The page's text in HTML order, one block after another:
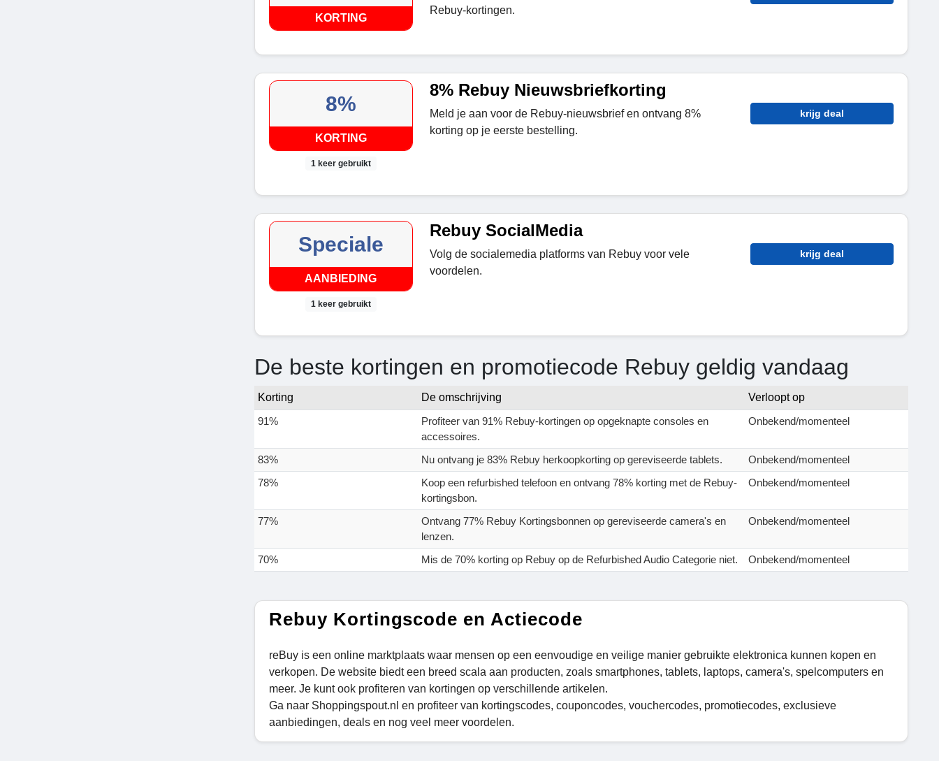
KORTING
Rebuy-kortingen.
8%
KORTING
1 keer gebruikt
8% Rebuy Nieuwsbriefkorting
Meld je aan voor de Rebuy-nieuwsbrief en ontvang 8%
korting op je eerste bestelling.
krijg deal
Speciale
AANBIEDING
1 keer gebruikt
Rebuy SocialMedia
Volg de socialemedia platforms van Rebuy voor vele
voordelen.
krijg deal
De beste kortingen en promotiecode Rebuy geldig vandaag
Korting De omschrijving
Verloopt op
91%
Profiteer van 91% Rebuy-kortingen op opgeknapte consoles en
accessoires.
Onbekend/momenteel
83% Nu ontvang je 83% Rebuy herkoopkorting op gereviseerde tablets.
Onbekend/momenteel
78%
Koop een refurbished telefoon en ontvang 78% korting met de Rebuy-
kortingsbon.
Onbekend/momenteel
77%
Ontvang 77% Rebuy Kortingsbonnen op gereviseerde camera's en
lenzen.
Onbekend/momenteel
70% Mis de 70% korting op Rebuy op de Refurbished Audio Categorie niet. Onbekend/momenteel
Rebuy Kortingscode en Actiecode
reBuy is een online marktplaats waar mensen op een eenvoudige en veilige manier gebruikte elektronica kunnen kopen en
verkopen. De website biedt een breed scala aan producten, zoals smartphones, tablets, laptops, camera's, spelcomputers en
meer. Je kunt ook profiteren van kortingen op verschillende artikelen.
Ga naar Shoppingspout.nl en profiteer van kortingscodes, couponcodes, vouchercodes, promotiecodes, exclusieve
aanbiedingen, deals en nog veel meer voordelen.